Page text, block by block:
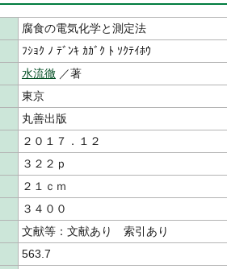
腐食の電気化学と測定法
ﾌｼｮｸ ﾉ ﾃﾞﾝｷ ｶｶﾞｸ ﾄ ｿｸﾃｲﾎｳ
水流徹 ／著
東京
丸善出版
２０１７．１２
３２２ｐ
２１ｃｍ
３４００
文献等：文献あり 索引あり
563.7